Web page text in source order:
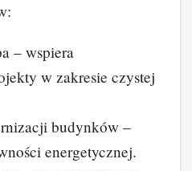
– wspiera
w zakresie czystej
budynków –
energetycznej.